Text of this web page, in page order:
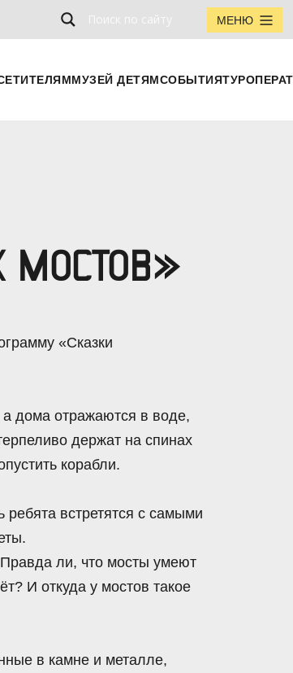
МЕНЮ
МУЗЕЙ ДЕТЯМСОБЫТИЯ
МОСТОВ»
«Сказки
дома отражаются в воде,
держат на спинах
корабли.
ребята встретятся с самыми
ли, что мосты умеют
И откуда у мостов такое
в камне и металле,